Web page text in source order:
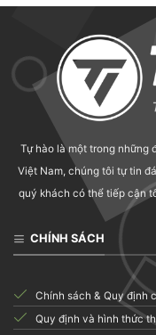
Tự hào là một trong những
Việt Nam, chúng tôi tự tin
quý khách có thể tiếp cận
CHÍNH SÁCH
Chính sách & Quy định
Quy định và hình thức